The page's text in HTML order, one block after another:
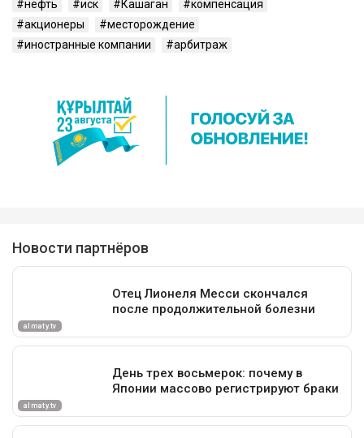
нефть иск Кашаган
компенсация
акционеры
месторождение
иностранные компании
арбитраж